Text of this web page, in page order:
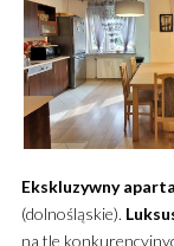
Ekskluzywny
(dolnośląskie).
na tle